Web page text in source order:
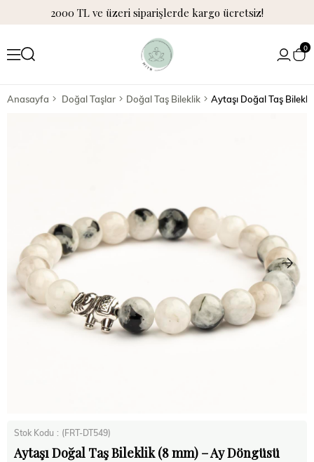
2000 TL ve üzeri siparişlerde kargo ücretsiz!
0
Anasayfa Doğal Taşlar Doğal Taş Bileklik Aytaşı Doğal Taş
Stok Kodu (FRT-DT549)
Aytaşı Doğal Taş Bileklik (8 mm) – Ay Döngüsü